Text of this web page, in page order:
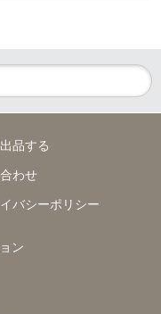
出品する
わせ
バシーポリシー
ン